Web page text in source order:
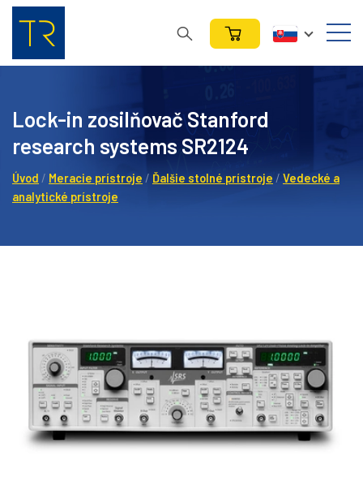
Lock-in zosilňovač Stanford
research systems SR2124
Úvod / Meracie prístroje / Ďalšie stolné prístroje / Vedecké a
analytické prístroje